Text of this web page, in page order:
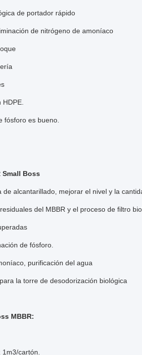
de portador rápido
de nitrógeno de amoníaco
fósforo es bueno.
Boss
alcantarillado, mejorar el nivel y la
del MBBR y el proceso de filtro
de fósforo.
purificación del agua
la torre de desodorización biológica
MBBR:
cartón.